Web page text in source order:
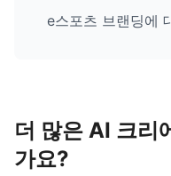
e스포츠 브랜딩에
더 많은 AI 크리
가요?